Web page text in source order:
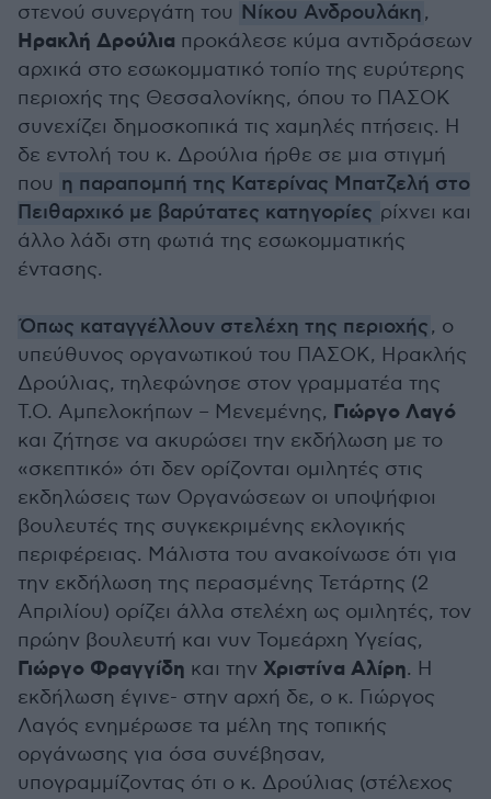
στενού συνεργάτη του Νίκου Ανδρουλάκη,
Ηρακλή Δρούλια προκάλεσε κύμα αντιδράσεων
αρχικά στο εσωκομματικό τοπίο της ευρύτερης
περιοχής της Θεσσαλονίκης, όπου το ΠΑΣΟΚ
συνεχίζει δημοσκοπικά τις χαμηλές πτήσεις. Η
δε εντολή του κ. Δρούλια ήρθε σε μια στιγμή
που η παραπομπή της Κατερίνας Μπατζελή στο
Πειθαρχικό με βαρύτατες κατηγορίες ρίχνει και
άλλο λάδι στη φωτιά της εσωκομματικής
έντασης.
Όπως καταγγέλλουν στελέχη της περιοχής, ο
υπεύθυνος οργανωτικού του ΠΑΣΟΚ, Ηρακλής
Δρούλιας, τηλεφώνησε στον γραμματέα της
Τ.Ο. Αμπελοκήπων – Μενεμένης, Γιώργο Λαγό
και ζήτησε να ακυρώσει την εκδήλωση με το
«σκεπτικό» ότι δεν ορίζονται ομιλητές στις
εκδηλώσεις των Οργανώσεων οι υποψήφιοι
βουλευτές της συγκεκριμένης εκλογικής
περιφέρειας. Μάλιστα του ανακοίνωσε ότι για
την εκδήλωση της περασμένης Τετάρτης (2
Απριλίου) ορίζει άλλα στελέχη ως ομιλητές, τον
πρώην βουλευτή και νυν Τομεάρχη Υγείας,
Γιώργο Φραγγίδη και την Χριστίνα Αλίρη. Η
εκδήλωση έγινε- στην αρχή δε, ο κ. Γιώργος
Λαγός ενημέρωσε τα μέλη της τοπικής
οργάνωσης για όσα συνέβησαν,
υπογραμμίζοντας ότι ο κ. Δρούλιας (στέλεχος